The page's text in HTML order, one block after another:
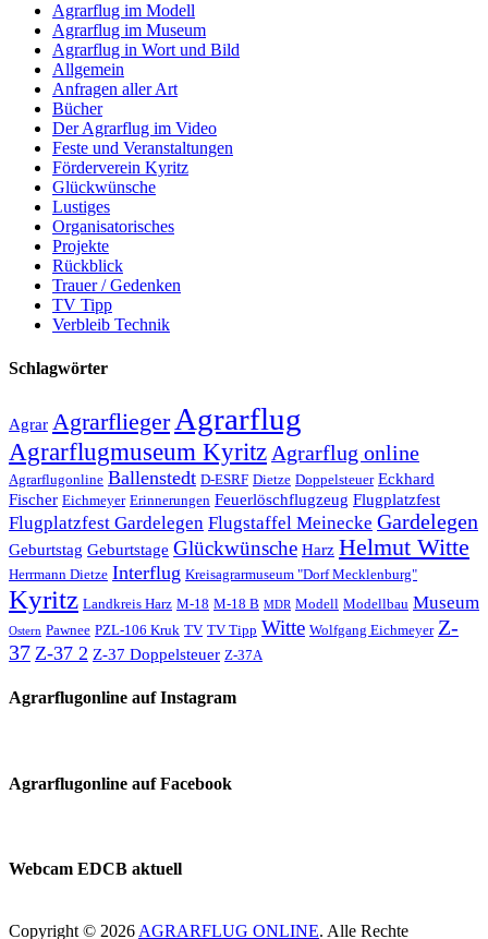
Agrarflug im Modell
Agrarflug im Museum
Agrarflug in Wort und Bild
Allgemein
Anfragen aller Art
Bücher
Der Agrarflug im Video
Feste und Veranstaltungen
Förderverein Kyritz
Glückwünsche
Lustiges
Organisatorisches
Projekte
Rückblick
Trauer / Gedenken
TV Tipp
Verbleib Technik
Schlagwörter
Agrar Agrarflieger Agrarflug
Agrarflugmuseum Kyritz Agrarflug online
Agrarflugonline Ballenstedt D-ESRF Dietze Doppelsteuer Eckhard
Fischer Eichmeyer Erinnerungen Feuerlöschflugzeug Flugplatzfest
Flugplatzfest Gardelegen Flugstaffel Meinecke Gardelegen
Geburtstag Geburtstage Glückwünsche Harz Helmut Witte
Herrmann Dietze Interflug Kreisagrarmuseum "Dorf Mecklenburg"
Kyritz Landkreis Harz M-18 M-18 B MDR Modell Modellbau Museum
Ostern Pawnee PZL-106 Kruk TV TV Tipp Witte Wolfgang Eichmeyer Z-
37 Z-37 2 Z-37 Doppelsteuer Z-37A
Agrarflugonline auf Instagram
Agrarflugonline auf Facebook
Webcam EDCB aktuell
Copyright © 2026AGRARFLUG ONLINE. Alle Rechte